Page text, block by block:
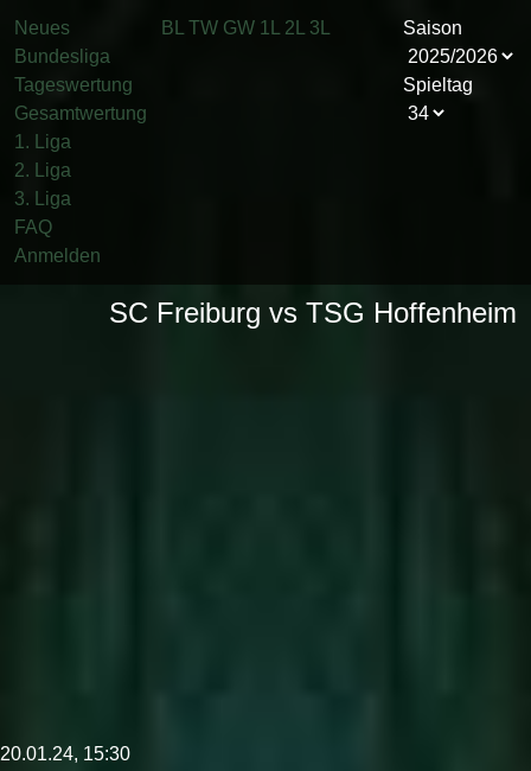
Neues
Bundesliga
Tageswertung
Gesamtwertung
1. Liga
2. Liga
3. Liga
FAQ
Anmelden
BL TW GW 1L 2L 3L Saison
Spieltag
SC Freiburg vs TSG Hoffenheim
20.01.24, 15:30